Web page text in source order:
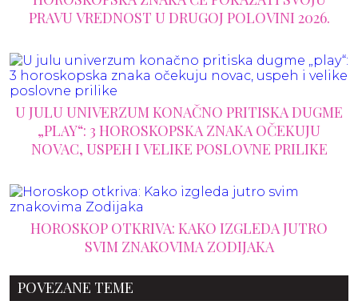
PRAVU VREDNOST U DRUGOJ POLOVINI 2026.
U JULU UNIVERZUM KONAČNO PRITISKA DUGME
„PLAY“: 3 HOROSKOPSKA ZNAKA OČEKUJU
NOVAC, USPEH I VELIKE POSLOVNE PRILIKE
HOROSKOP OTKRIVA: KAKO IZGLEDA JUTRO
SVIM ZNAKOVIMA ZODIJAKA
POVEZANE TEME